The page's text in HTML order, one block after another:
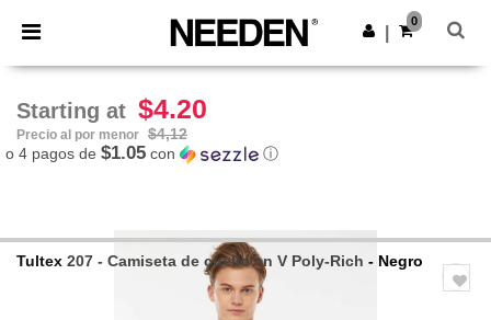
× App de Needen
¡Mejores precios en app!
Descargar app
0
Starting at $4.20
Precio al por menor $4,12
o 4 pagos de $1.05 con ⓘ
Tultex 207 - Camiseta de cuello en V Poly-Rich - Negro